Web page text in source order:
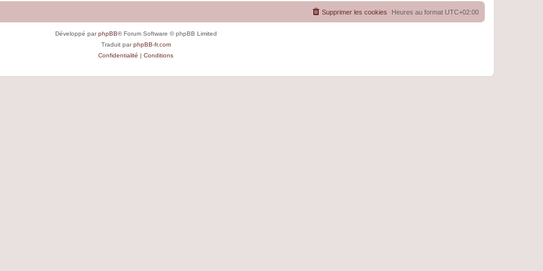
Heures au format UTC+02:00
Supprimer les cookies
Développé parphpBB® Forum Software © phpBB Limited
Traduit parphpBB-fr.com
Confidentialité | Conditions